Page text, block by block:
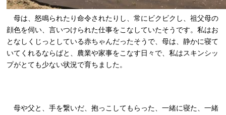
母は、怒鳴られたり命令されたりし、常にビクビクし、祖父母の
顔色を伺い、言いつけられた仕事をこなしていたそうです。私はお
となしくじっとしている赤ちゃんだったそうで、母は、静かに寝て
いてくれるならばと、農業や家事をこなす日々で、私はスキンシッ
プがとても少ない状況で育ちました。
母や父と、手を繋いだ、抱っこしてもらった、一緒に寝た、一緒